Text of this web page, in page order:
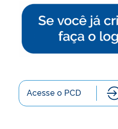
Acesse o PCD